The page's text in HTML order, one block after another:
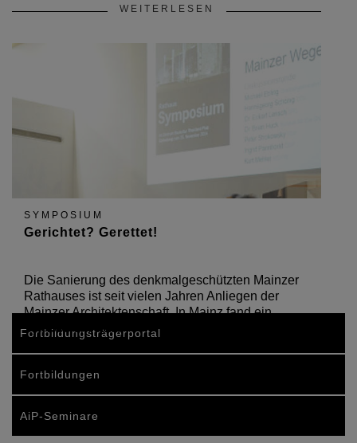
WEITERLESEN
SYMPOSIUM
Gerichtet? Gerettet!
Die Sanierung des denkmalgeschützten Mainzer
Rathauses ist seit vielen Jahren Anliegen der
Mainzer Architektenschaft. In Mainz fand ein
Symposium statt.
Fortbildungsträgerportal
Fortbildungen
AiP-Seminare